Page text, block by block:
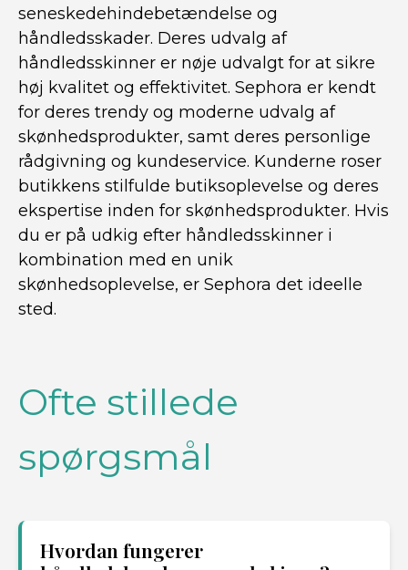
seneskedehindebetændelse og
håndledsskader. Deres udvalg af
håndledsskinner er nøje udvalgt for at sikre
høj kvalitet og effektivitet. Sephora er kendt
for deres trendy og moderne udvalg af
skønhedsprodukter, samt deres personlige
rådgivning og kundeservice. Kunderne roser
butikkens stilfulde butiksoplevelse og deres
ekspertise inden for skønhedsprodukter. Hvis
du er på udkig efter håndledsskinner i
kombination med en unik
skønhedsoplevelse, er Sephora det ideelle
sted.
Ofte stillede
spørgsmål
Hvordan fungerer